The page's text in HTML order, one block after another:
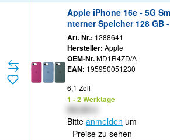
Apple iPhone 16e - 5G
nterner Speicher 128 GB
2532 x 1170 Pixel - rear
mera 12 MP - weiß
Art. Nr.: 1288641
Hersteller: Apple
OEM-Nr.MD1R4ZD/A
EAN: 195950051230
6,1 Zoll
1 - 2 Werktage
XX,XX €
Bitte anmelden um
Preise zu sehen